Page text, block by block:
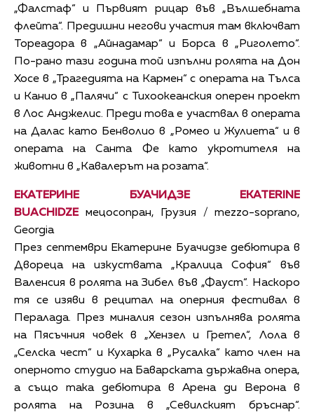
„Фалстаф“ и Първият рицар във „Вълшебната
флейта“. Предишни негови участия там включват
Тореадора в „Айнадамар“ и Борса в „Риголето“.
По-рано тази година той изпълни ролята на Дон
Хосе в „Трагедията на Кармен“ с операта на Тълса
и Канио в „Палячи“ с Тихоокеанския оперен проект
в Лос Анджелис. Преди това е участвал в операта
на Далас като Бенволио в „Ромео и Жулиета“ и в
операта на Санта Фе като укротителя на
животни в „Кавалерът на розата“.
ЕКАТЕРИНЕ БУАЧИДЗЕ EKATERINE
BUACHIDZEмецосопран, Грузия / mezzo-soprano,
Georgia
През септември Екатерине Буачидзе дебютира в
Двореца на изкуствата „Кралица София“ във
Валенсия в ролята на Зибел във „Фауст“. Наскоро
тя се изяви в рецитал на оперния фестивал в
Пералада. През миналия сезон изпълнява ролята
на Пясъчния човек в „Хензел и Гретел“, Лола в
„Селска чест“ и Кухарка в „Русалка“ като член на
оперното студио на Баварската държавна опера,
а също така дебютира в Арена ди Верона в
ролята на Розина в „Севилският бръснар“.